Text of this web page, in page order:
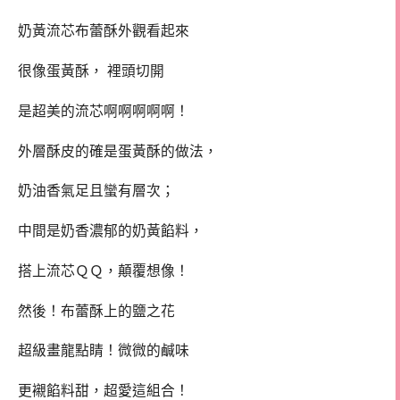
奶黃流芯布蕾酥外觀看起來
很像蛋黃酥， 裡頭切開
是超美的流芯啊啊啊啊啊！
外層酥皮的確是蛋黃酥的做法，
奶油香氣足且蠻有層次；
中間是奶香濃郁的奶黃餡料，
搭上流芯ＱＱ，顛覆想像！
然後！布蕾酥上的鹽之花
超級畫龍點睛！微微的鹹味
更襯餡料甜，超愛這組合！